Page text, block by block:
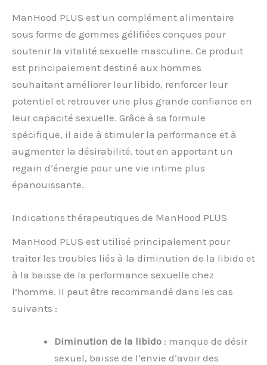
ManHood PLUS est un complément alimentaire
sous forme de gommes gélifiées conçues pour
soutenir la vitalité sexuelle masculine. Ce produit
est principalement destiné aux hommes
souhaitant améliorer leur libido, renforcer leur
potentiel et retrouver une plus grande confiance en
leur capacité sexuelle. Grâce à sa formule
spécifique, il aide à stimuler la performance et à
augmenter la désirabilité, tout en apportant un
regain d’énergie pour une vie intime plus
épanouissante.
Indications thérapeutiques de ManHood PLUS
ManHood PLUS est utilisé principalement pour
traiter les troubles liés à la diminution de la libido et
à la baisse de la performance sexuelle chez
l’homme. Il peut être recommandé dans les cas
suivants :
Diminution de la libido : manque de désir
sexuel, baisse de l’envie d’avoir des